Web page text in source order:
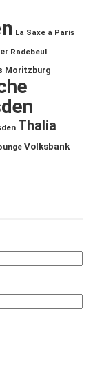
La Saxe à Paris
Radebeul
Moritzburg
Thalia
Volksbank